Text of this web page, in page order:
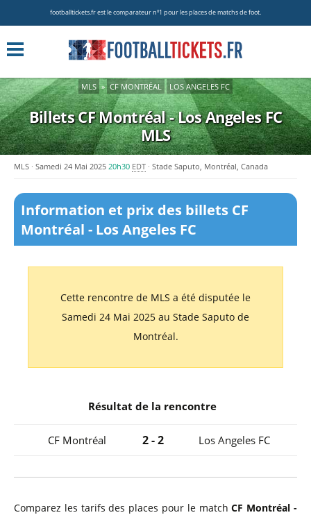
footballtickets.fr est le comparateur nº1 pour les places de matchs de foot.
MLS » CF MONTRÉAL LOS ANGELES FC
Billets CF Montréal - Los Angeles FC
MLS
MLS Samedi 24 Mai 2025 20h30 EDT Stade Saputo, Montréal, Canada
Information et prix des billets CF
Montréal - Los Angeles FC
Cette rencontre de MLS a été disputée le
Samedi 24 Mai 2025 au Stade Saputo de
Montréal.
Résultat de la rencontre
CF Montréal 2 - 2 Los Angeles FC
Comparez les tarifs des places pour le matchCF Montréal -